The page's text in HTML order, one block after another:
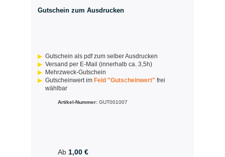
Gutschein zum Ausdrucken
Gutschein als pdf zum selber Ausdrucken
Versand per E-Mail (innerhalb ca. 3,5h)
Mehrzweck-Gutschein
Gutscheinwert im Feld "Gutscheinwert" frei
wählbar
Artikel-Nummer: GUT001007
Ab 1,00 €